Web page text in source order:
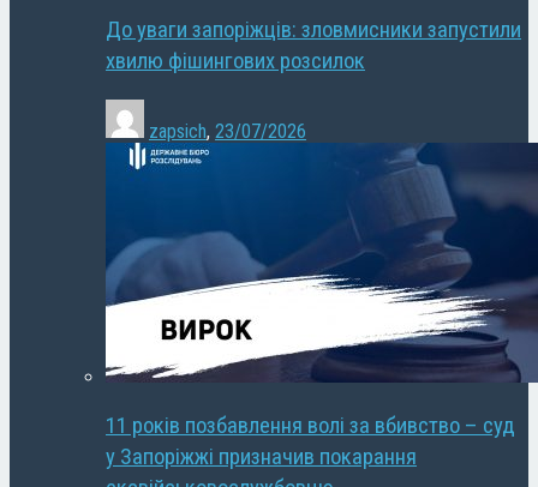
До уваги запоріжців: зловмисники запустили
хвилю фішингових розсилок
zapsich, 23/07/2026
11 років позбавлення волі за вбивство – суд
у Запоріжжі призначив покарання